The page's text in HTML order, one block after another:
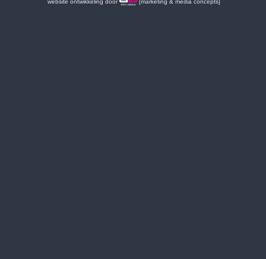
website ontwikkeling door
[marketing & media concepts]